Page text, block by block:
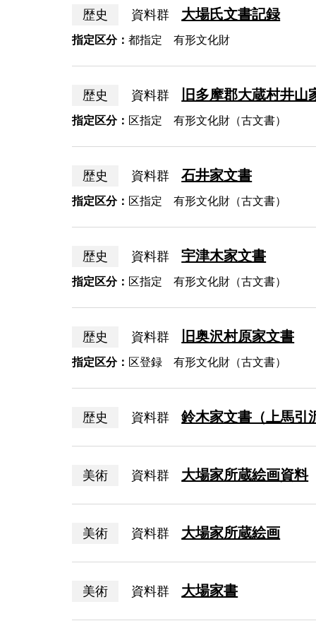
歴史 資料群 大場氏文書記録
指定区分： 都指定 有形文化財
歴史 資料群 旧多摩郡大蔵村井山
指定区分： 区指定 有形文化財（古文書）
歴史 資料群 石井家文書
指定区分： 区指定 有形文化財（古文書）
歴史 資料群 宇津木家文書
指定区分： 区指定 有形文化財（古文書）
歴史 資料群 旧奥沢村原家文書
指定区分： 区登録 有形文化財（古文書）
歴史 資料群 鈴木家文書（上馬引
美術 資料群 大場家所蔵絵画資料
美術 資料群 大場家所蔵絵画
美術 資料群 大場家書